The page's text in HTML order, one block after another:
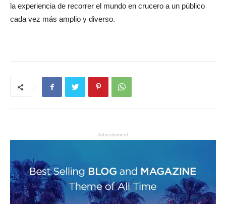
la experiencia de recorrer el mundo en crucero a un público
cada vez más amplio y diverso.
- Advertisment -